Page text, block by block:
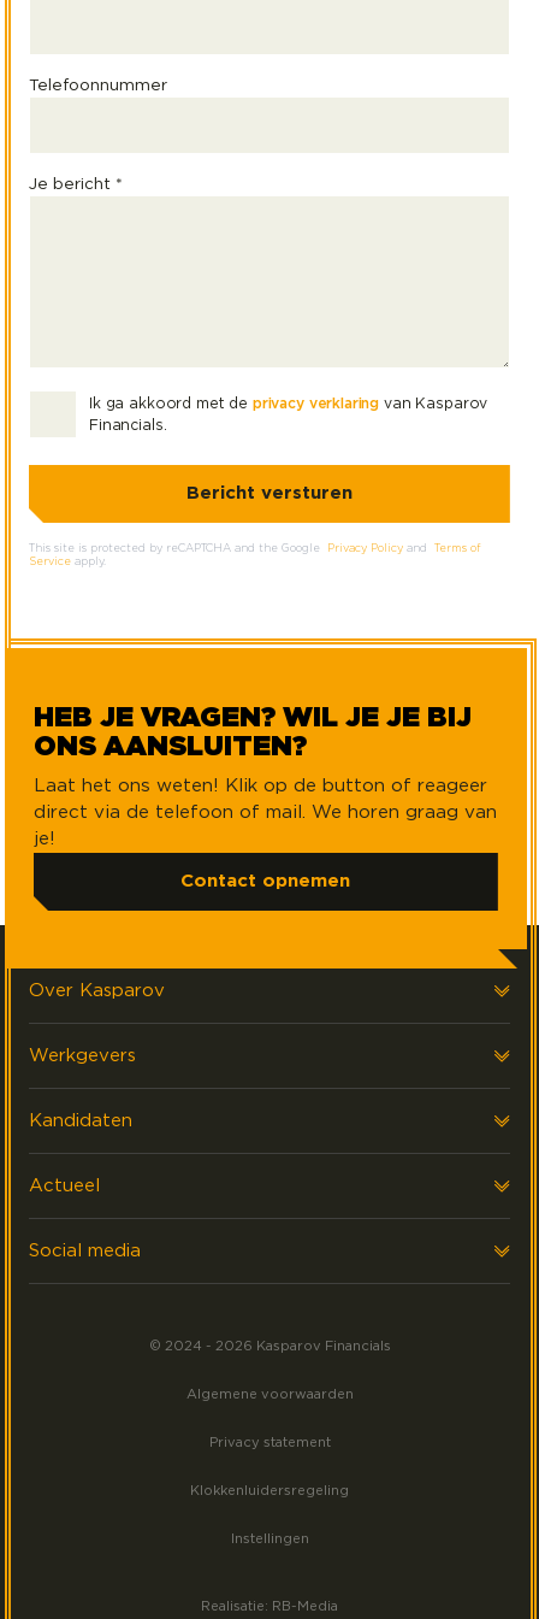
Telefoonnummer
Je bericht *
Ik ga akkoord met de privacy verklaring van Kasparov
Financials.
This site is protected by reCAPTCHA and the Google Privacy Policy and
Terms of
Service apply.
HEB JE VRAGEN? WIL JE JE BIJ
ONS AANSLUITEN?
Laat het ons weten! Klik op de button of reageer
direct via de telefoon of mail. We horen graag van
je!
Contact opnemen
Over Kasparov
Over ons
FAQ & Contact
Werkgevers
Voor werkgevers
Werving & Selectie
Kandidaten
Voor kandidaten
Actueel
Laatste nieuws
Meest gezocht
Social media
© 2024 - 2026 Kasparov Financials
Algemene voorwaarden
Privacy statement
Klokkenluidersregeling
Instellingen
Realisatie: RB-Media